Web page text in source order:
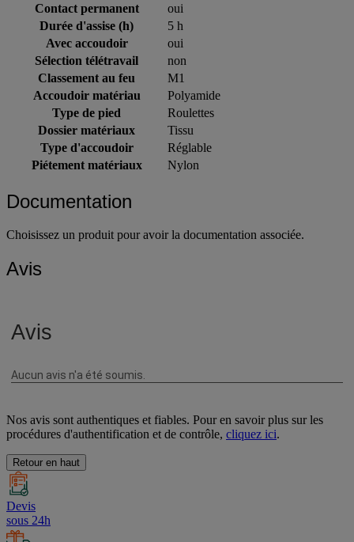
Contact permanent
oui
Durée d'assise (h)
5 h
Avec accoudoir
oui
Sélection télétravail
non
Classement au feu
M1
Accoudoir matériau
Polyamide
Type de pied
Roulettes
Dossier matériaux
Tissu
Type d'accoudoir
Réglable
Piétement matériaux
Nylon
Documentation
Choisissez un produit pour avoir la documentation associée.
Avis
Nos avis sont authentiques et fiables. Pour en savoir plus sur les
procédures d'authentification et de contrôle, cliquez ici.
Retour en haut
Devis
sous 24h